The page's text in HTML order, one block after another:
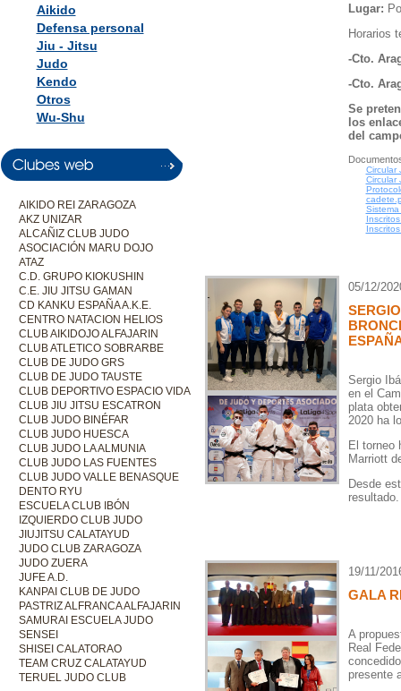
Aikido
Defensa personal
Jiu - Jitsu
Judo
Kendo
Otros
Wu-Shu
AIKIDO REI ZARAGOZA
AKZ UNIZAR
ALCAÑIZ CLUB JUDO
ASOCIACIÓN MARU DOJO
ATAZ
C.D. GRUPO KIOKUSHIN
C.E. JIU JITSU GAMAN
CD KANKU ESPAÑA A.K.E.
CENTRO NATACION HELIOS
CLUB AIKIDOJO ALFAJARIN
CLUB ATLETICO SOBRARBE
CLUB DE JUDO GRS
CLUB DE JUDO TAUSTE
CLUB DEPORTIVO ESPACIO VIDA
CLUB JIU JITSU ESCATRON
CLUB JUDO BINÉFAR
CLUB JUDO HUESCA
CLUB JUDO LA ALMUNIA
CLUB JUDO LAS FUENTES
CLUB JUDO VALLE BENASQUE
DENTO RYU
ESCUELA CLUB IBÓN
IZQUIERDO CLUB JUDO
JIUJITSU CALATAYUD
JUDO CLUB ZARAGOZA
JUDO ZUERA
JUFE A.D.
KANPAI CLUB DE JUDO
PASTRIZ ALFRANCA ALFAJARIN
SAMURAI ESCUELA JUDO
SENSEI
SHISEI CALATORAO
TEAM CRUZ CALATAYUD
TERUEL JUDO CLUB
Lugar:
Horarios
-Cto.
-Cto.
Se
los
del
Circular
Circular
05/12/
Sergio
en el
plata
2020 ha
El torneo
Marriott
Desde
resultado.
19/11/
GALA
A
Real
presente